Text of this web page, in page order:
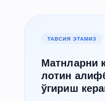
ТАВСИЯ ЭТАМИЗ
Матнларни
лотин
ўгириш